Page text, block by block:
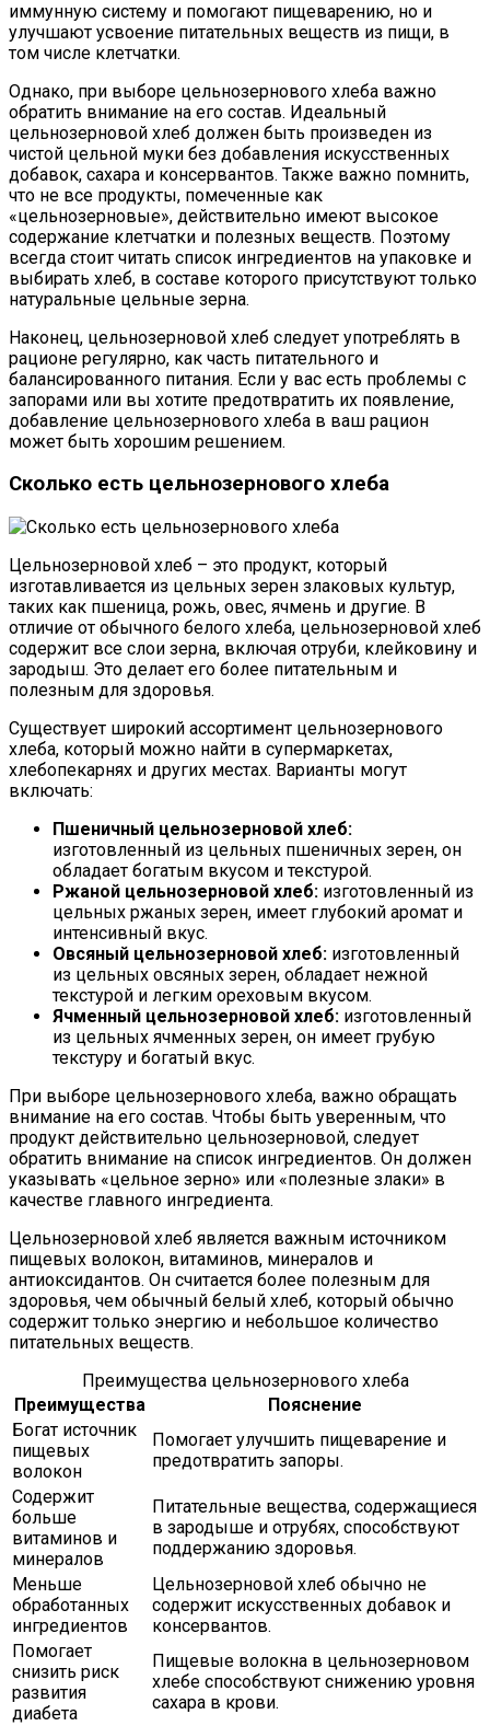
иммунную систему и помогают пищеварению, но и
улучшают усвоение питательных веществ из пищи, в
том числе клетчатки.
Однако, при выборе цельнозернового хлеба важно
обратить внимание на его состав. Идеальный
цельнозерновой хлеб должен быть произведен из
чистой цельной муки без добавления искусственных
добавок, сахара и консервантов. Также важно помнить,
что не все продукты, помеченные как
«цельнозерновые», действительно имеют высокое
содержание клетчатки и полезных веществ. Поэтому
всегда стоит читать список ингредиентов на упаковке и
выбирать хлеб, в составе которого присутствуют только
натуральные цельные зерна.
Наконец, цельнозерновой хлеб следует употреблять в
рационе регулярно, как часть питательного и
балансированного питания. Если у вас есть проблемы с
запорами или вы хотите предотвратить их появление,
добавление цельнозернового хлеба в ваш рацион
может быть хорошим решением.
Сколько есть цельнозернового хлеба
Цельнозерновой хлеб – это продукт, который
изготавливается из цельных зерен злаковых культур,
таких как пшеница, рожь, овес, ячмень и другие. В
отличие от обычного белого хлеба, цельнозерновой хлеб
содержит все слои зерна, включая отруби, клейковину и
зародыш. Это делает его более питательным и
полезным для здоровья.
Существует широкий ассортимент цельнозернового
хлеба, который можно найти в супермаркетах,
хлебопекарнях и других местах. Варианты могут
включать:
Пшеничный цельнозерновой хлеб:
изготовленный из цельных пшеничных зерен, он
обладает богатым вкусом и текстурой.
Ржаной цельнозерновой хлеб: изготовленный из
цельных ржаных зерен, имеет глубокий аромат и
интенсивный вкус.
Овсяный цельнозерновой хлеб: изготовленный
из цельных овсяных зерен, обладает нежной
текстурой и легким ореховым вкусом.
Ячменный цельнозерновой хлеб: изготовленный
из цельных ячменных зерен, он имеет грубую
текстуру и богатый вкус.
При выборе цельнозернового хлеба, важно обращать
внимание на его состав. Чтобы быть уверенным, что
продукт действительно цельнозерновой, следует
обратить внимание на список ингредиентов. Он должен
указывать «цельное зерно» или «полезные злаки» в
качестве главного ингредиента.
Цельнозерновой хлеб является важным источником
пищевых волокон, витаминов, минералов и
антиоксидантов. Он считается более полезным для
здоровья, чем обычный белый хлеб, который обычно
содержит только энергию и небольшое количество
питательных веществ.
Преимущества цельнозернового хлеба
Преимущества
Пояснение
Богат источник
пищевых
волокон
Помогает улучшить пищеварение и
предотвратить запоры.
Содержит
больше
витаминов и
минералов
Питательные вещества, содержащиеся
в зародыше и отрубях, способствуют
поддержанию здоровья.
Меньше
обработанных
ингредиентов
Цельнозерновой хлеб обычно не
содержит искусственных добавок и
консервантов.
Помогает
снизить риск
развития
диабета
Пищевые волокна в цельнозерновом
хлебе способствуют снижению уровня
сахара в крови.